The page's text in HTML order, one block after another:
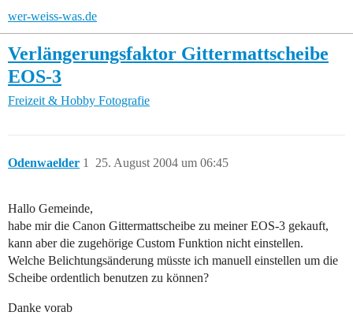
wer-weiss-was.de
Verlängerungsfaktor Gittermattscheibe
EOS-3
Freizeit & Hobby Fotografie
Odenwaelder 25. August 2004 um 06:45
1
Hallo Gemeinde,
habe mir die Canon Gittermattscheibe zu meiner EOS-3 gekauft,
kann aber die zugehörige Custom Funktion nicht einstellen.
Welche Belichtungsänderung müsste ich manuell einstellen um die
Scheibe ordentlich benutzen zu können?
Danke vorab